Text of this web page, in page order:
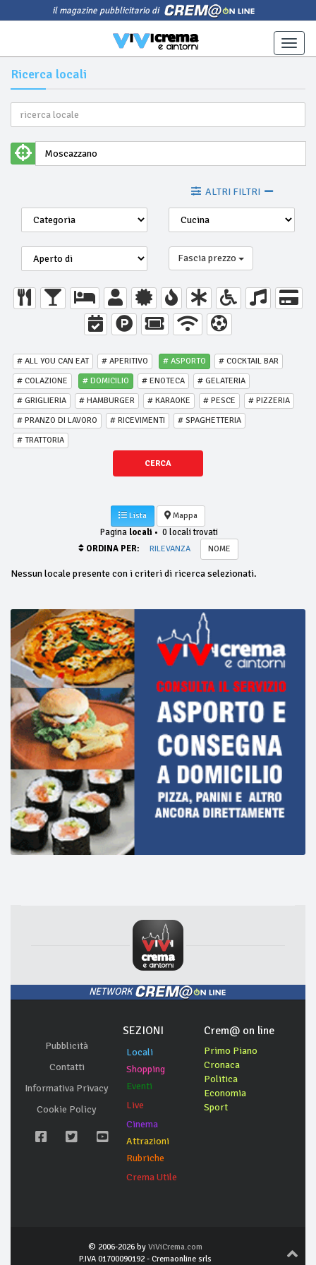
il magazine pubblicitario di
Toggle
Ricerca locali
ALTRI FILTRI
Fascia prezzo
# ALL YOU CAN EAT # APERITIVO # ASPORTO
# COCKTAIL BAR
# COLAZIONE
# DOMICILIO # ENOTECA
# GELATERIA
# GRIGLIERIA
# HAMBURGER # KARAOKE # PESCE
# PIZZERIA
# PRANZO DI LAVORO
# RICEVIMENTI
# SPAGHETTERIA
# TRATTORIA
CERCA
Lista Mappa
Pagina locali • 0 locali trovati
ORDINA PER:
RILEVANZA NOME
Nessun locale presente con i criteri di ricerca selezionati.
NETWORK
Pubblicità
Contatti
Informativa Privacy
Cookie Policy
SEZIONI
Locali
Shopping
Eventi
Live
Cinema
Attrazioni
Rubriche
Crema Utile
Crem@ on line
Primo Piano
Cronaca
Politica
Economia
Sport
© 2006-2026 by ViViCrema.com
P.IVA 01700090192 - Cremaonline srls